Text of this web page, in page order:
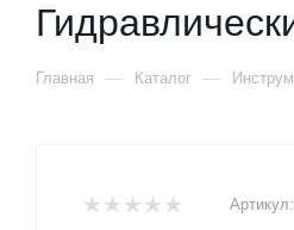
Главная — Каталог —
Артикул: